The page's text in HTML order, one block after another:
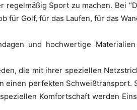
Sport zu machen. Bei
für Golf, für das Laufen, für das
und hochwertige
die mit ihrer speziellen
einen perfekten
Komfortschaft werden